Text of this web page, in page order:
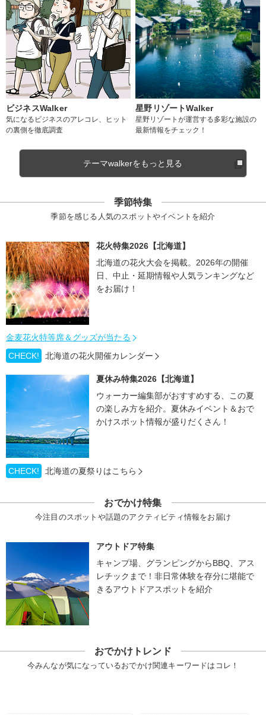
ビジネスWalker
気になるビジネスのアレコレ、ヒット
の裏側を徹底調査
星野リゾートWalker
星野リゾートが運営する多彩な施設の
最新情報をチェック！
テーマwalkerをもっと見る
季節特集
季節を感じる人気のスポットやイベントを紹介
花火特集2026【北海道】
北海道の花火大会を掲載。2026年の開催
日、中止・延期情報や人気ランキングなど
をお届け！
金麦花火特等席＆グッズが当たる
CHECK!
北海道の花火開催カレンダー
夏休み特集2026【北海道】
ウォーカー編集部がおすすめする、この夏
の楽しみ方を紹介。夏休みイベント＆おで
かけスポット情報が盛りだくさん！
CHECK! 北海道の夏祭りはこちら
おでかけ特集
今注目のスポットや話題のアクティビティ情報をお届け
アウトドア特集
キャンプ場、グランピングからBBQ、アス
レチックまで！非日常体験を存分に堪能で
きるアウトドアスポットを紹介
おでかけトレンド
今みんなが気になっているおでかけ関連キーワードはコレ！